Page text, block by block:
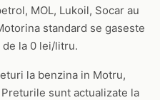
MOL, Lukoil, Socar au
standard se gaseste
de la 0 lei/litru.
la benzina in Motru,
sunt actualizate la